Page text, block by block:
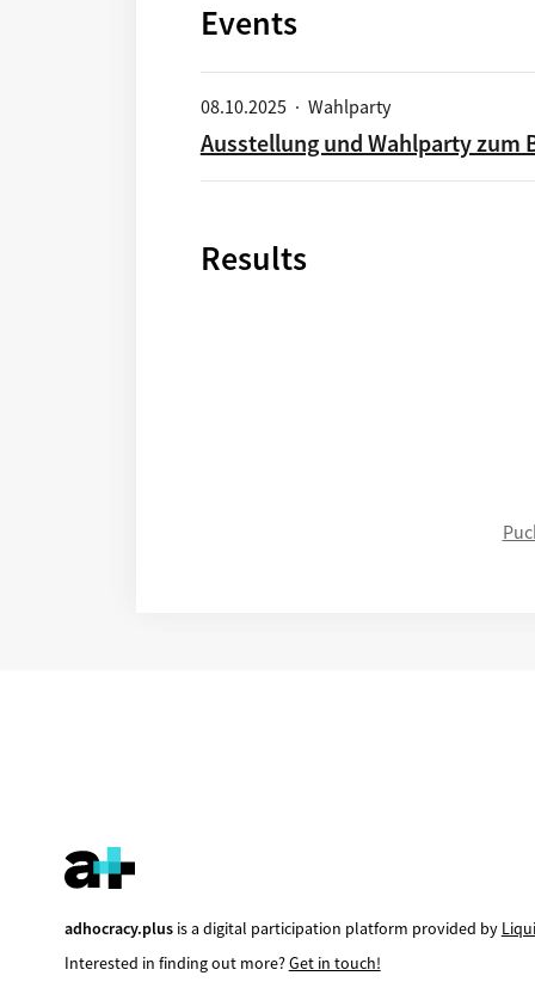
Events
08.10.2025 · Wahlparty
Ausstellung und Wahlparty zum
Results
adhocracy.plusis a digital participation platform provided by
Interested in finding out more?Get in touch!